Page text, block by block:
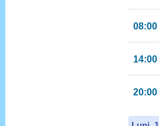
08:00
14:00
20:00